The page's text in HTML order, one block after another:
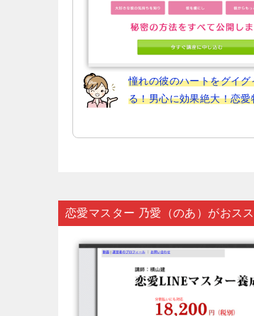
憧れの彼のハートをグイグ
る！男心に効果絶大！恋愛
恋愛マスター 乃愛（のあ）がおス